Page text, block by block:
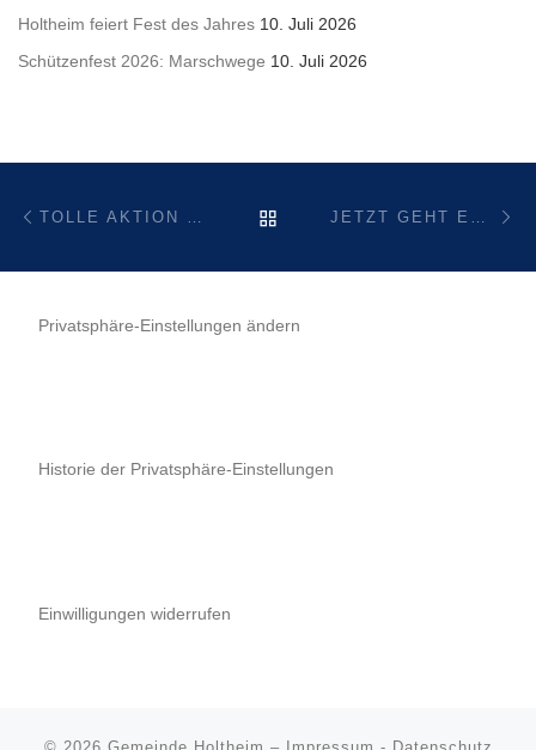
Holtheim feiert Fest des Jahres 10. Juli 2026
Schützenfest 2026: Marschwege 10. Juli 2026
BeitragsnavigationZURÜCK ZUR
Privatsphäre-Einstellungen ändern
Historie der Privatsphäre-Einstellungen
Einwilligungen widerrufen